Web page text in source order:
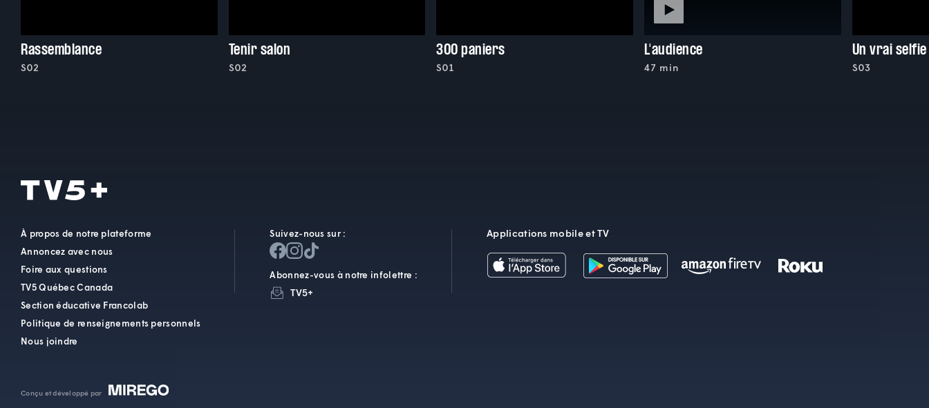
Rassemblance
S02
Tenir salon
S02
300 paniers
S01
L'audience
47 min
Un vrai selfie
S03
À propos de notre plateforme
Annoncez avec nous
Foire aux questions
TV5 Québec Canada
Section éducative Francolab
Politique de renseignements personnels
Nous joindre
Suivez-nous sur :
Abonnez-vous à notre infolettre :
TV5+
Applications mobile et TV
Conçu et développé par